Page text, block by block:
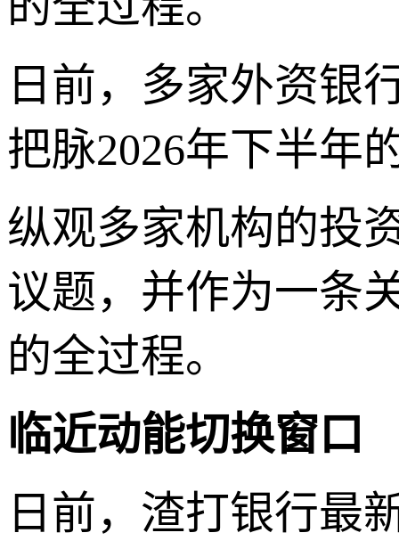
日前，多家外资银
把脉2026年下半年
纵观多家机构的投
议题，并作为一条
的全过程。
临近动能切换窗口
日前，渣打银行最